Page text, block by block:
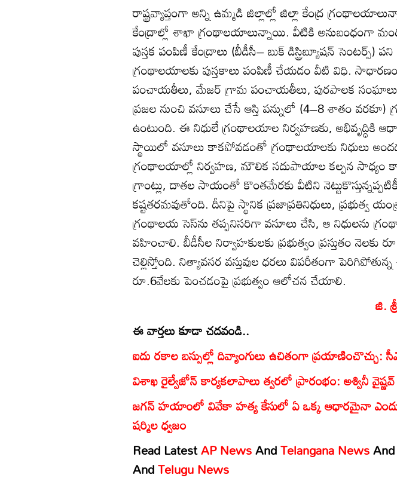
రాష్ట్రవ్యాప్తంగా అన్ని ఉమ్మడి జిల్లాల్లో జిల్లా కేంద్ర
కేంద్రాల్లో శాఖా గ్రంథాలయాలున్నాయి. వీటికి అనుబంధంగా
పుస్తక పంపిణీ కేంద్రాలు (బీడీసీ– బుక్‌ డిస్ట్రిబ్యూషన్‌ సెంటర్స్‌)
గ్రంథాలయాలకు పుస్తకాలు పంపిణీ చేయడం వీటి విధి.
పంచాయతీలు, మేజర్‌ గ్రామ పంచాయతీలు, పురపాలక సంఘాలు,
ప్రజల నుంచి వసూలు చేసే ఆస్తి పన్నులో (4–8 శాతం
ఉంటుంది. ఈ నిధులే గ్రంథాలయాల నిర్వహణకు, అభివృద్ధికి
స్థాయిలో వసూలు కాకపోవడంతో గ్రంథాలయాలకు నిధులు
గ్రంథాలయాల్లో నిర్వహణ, మౌలిక సదుపాయాల కల్పన సాధ్యం
గ్రాంట్లు, దాతల సాయంతో కొంతమేరకు వీటిని
కష్టతరమవుతోంది. దీనిపై స్థానిక ప్రజాప్రతినిధులు, ప్రభుత్వ
గ్రంథాలయ సెస్‌ను తప్పనిసరిగా వసూలు చేసి, ఆ నిధులను
వహించాలి. బీడీసీల నిర్వాహకులకు ప్రభుత్వం ప్రస్తుతం నెలకు
చెల్లిస్తోంది. నిత్యావసర వస్తువుల ధరలు విపరీతంగా
రూ.6వేలకు పెంచడంపై ప్రభుత్వం ఆలోచన చేయాలి.
జి.
ఈ వార్తలు కూడా చదవండి..
ఐదు రకాల బస్సుల్లో దివ్యాంగులు ఉచితంగా ప్రయాణించొచ్చు:
విశాఖ రైల్వేజోన్ కార్యకలాపాలు త్వరలో ప్రారంభం: అశ్వినీ వైష్ణవ్
జగన్ హయాంలో వివేకా హత్య కేసులో ఏ ఒక్క ఆధారమైనా
షర్మిల ధ్వజం
Read LatestAP NewsAndTelangana NewsAnd
AndTelugu News